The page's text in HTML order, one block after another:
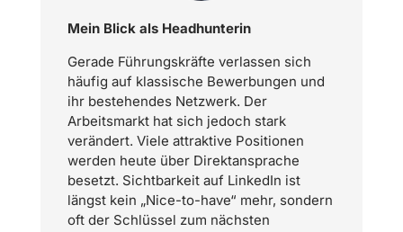
Mein Blick als Headhunterin
Gerade Führungskräfte verlassen sich
häufig auf klassische Bewerbungen und
ihr bestehendes Netzwerk. Der
Arbeitsmarkt hat sich jedoch stark
verändert. Viele attraktive Positionen
werden heute über Direktansprache
besetzt. Sichtbarkeit auf LinkedIn ist
längst kein „Nice-to-have“ mehr, sondern
oft der Schlüssel zum nächsten